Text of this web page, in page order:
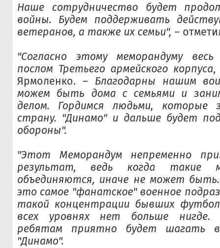
Наше сотрудничество будет
войны. Будем поддерживать
ветеранов, а также их семьи", –
"Согласно этому меморандуму
послом Третьего армейского корпуса,
Ярмоленко. – Благодарны нашим
можем быть дома с семьями и
делом. Гордимся людьми,
страну. "Динамо" и дальше будет
обороны".
"Этот Меморандум непременно
результат, ведь когда такие
объединяются, иначе не может
это самое "фанатское" военное
такой концентрации бывших
всех уровнях нет больше
ребятам приятно будет шагать
"Динамо".